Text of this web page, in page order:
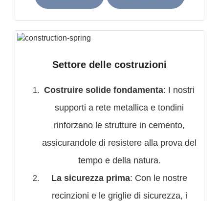
Settore delle costruzioni
Costruire solide fondamenta: I nostri
supporti a rete metallica e tondini
rinforzano le strutture in cemento,
assicurandole di resistere alla prova del
tempo e della natura.
La sicurezza prima: Con le nostre
recinzioni e le griglie di sicurezza, i